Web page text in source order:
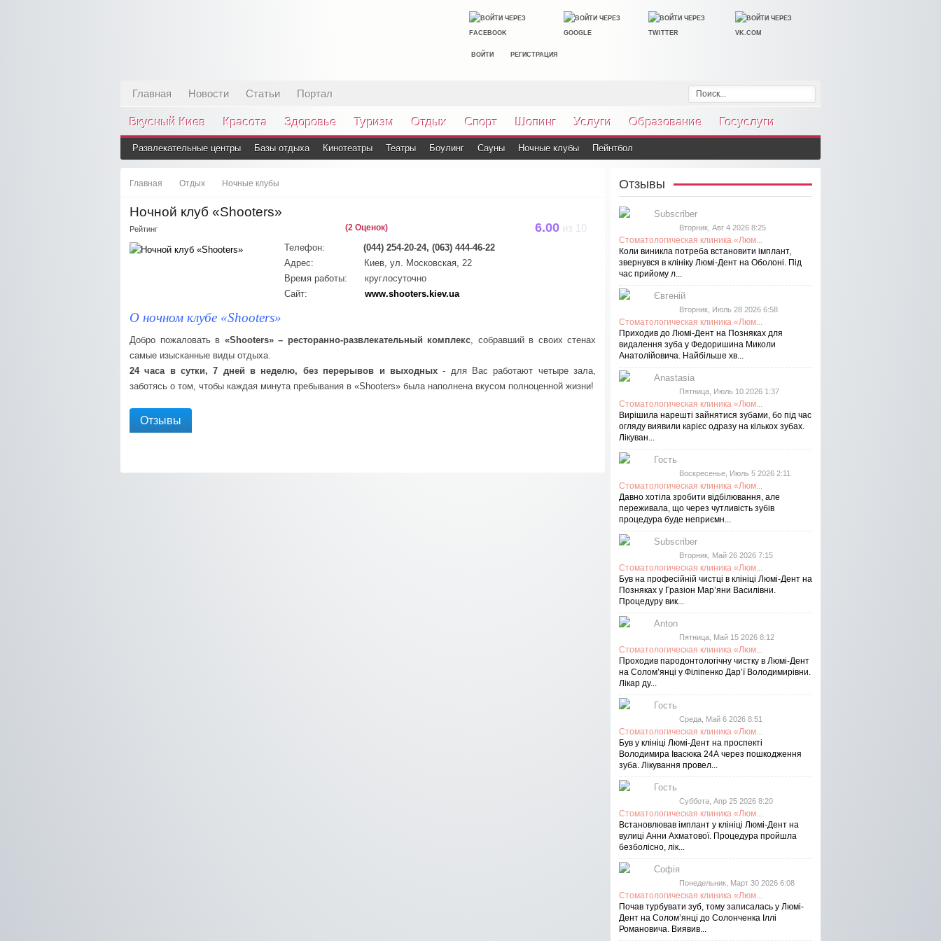
ВОЙТИ РЕГИСТРАЦИЯ
Главная Новости Статьи Портал
Вкусный Киев Красота Здоровье Туризм Отдых Спорт Шопинг Услуги Образование Госуслуги
Развлекательные центры Базы отдыха Кинотеатры Театры Боулинг Сауны Ночные клубы Пейнтбол
Главная Отдых Ночные клубы
Ночной клуб «Shooters»
Рейтинг (2 Оценок) 6.00из 10
Телефон:
(044) 254-20-24, (063) 444-46-22
Адрес:
Киев, ул. Московская, 22
Время работы:
круглосуточно
Сайт:
www.shooters.kiev.ua
О ночном клубе «Shooters»
Добро пожаловать в «Shooters» – ресторанно-развлекательный комплекс, собравший в своих стенах
самые изысканные виды отдыха.
24 часа в сутки, 7 дней в неделю, без перерывов и выходных- для Вас работают четыре зала,
заботясь о том, чтобы каждая минута пребывания в «Shooters» была наполнена вкусом полноценной жизни!
Отзывы
Отзывы
Subscriber
Вторник, Авг 4 2026 8:25
Стоматологическая клиника «Люм...
Коли виникла потреба встановити імплант,
звернувся в клініку Люмі-Дент на Оболоні. Під
час прийому л...
Євгеній
Вторник, Июль 28 2026 6:58
Стоматологическая клиника «Люм...
Приходив до Люмі-Дент на Позняках для
видалення зуба у Федоришина Миколи
Анатолійовича. Найбільше хв...
Anastasia
Пятница, Июль 10 2026 1:37
Стоматологическая клиника «Люм...
Вирішила нарешті зайнятися зубами, бо під час
огляду виявили карієс одразу на кількох зубах.
Лікуван...
Гость
Воскресенье, Июль 5 2026 2:11
Стоматологическая клиника «Люм...
Давно хотіла зробити відбілювання, але
переживала, що через чутливість зубів
процедура буде неприємн...
Subscriber
Вторник, Май 26 2026 7:15
Стоматологическая клиника «Люм...
Був на професійній чистці в клініці Люмі-Дент на
Позняках у Гразіон Мар’яни Василівни.
Процедуру вик...
Anton
Пятница, Май 15 2026 8:12
Стоматологическая клиника «Люм...
Проходив пародонтологічну чистку в Люмі-Дент
на Солом’янці у Філіпенко Дар’ї Володимирівни.
Лікар ду...
Гость
Среда, Май 6 2026 8:51
Стоматологическая клиника «Люм...
Був у клініці Люмі-Дент на проспекті
Володимира Івасюка 24А через пошкодження
зуба. Лікування провел...
Гость
Суббота, Апр 25 2026 8:20
Стоматологическая клиника «Люм...
Встановлював імплант у клініці Люмі-Дент на
вулиці Анни Ахматової. Процедура пройшла
безболісно, лік...
Софія
Понедельник, Март 30 2026 6:08
Стоматологическая клиника «Люм...
Почав турбувати зуб, тому записалась у Люмі-
Дент на Соломʼянці до Солонченка Іллі
Романовича. Виявив...